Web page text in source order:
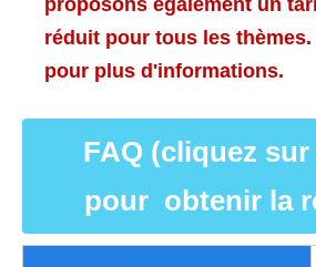
proposons également un
réduit pour tous les
pour plus d'informations.
FAQ (cliquez
pour obtenir la